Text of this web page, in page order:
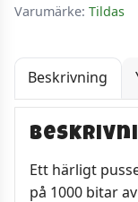
Varumärke: Tildas
Beskrivning
Ett härligt
på 1000 bitar